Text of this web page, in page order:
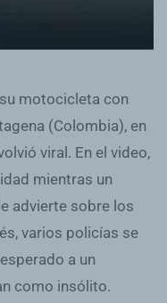
motocicleta con
(Colombia), en
viral. En el video,
mientras un
advierte sobre los
varios policías se
a un
como insólito.